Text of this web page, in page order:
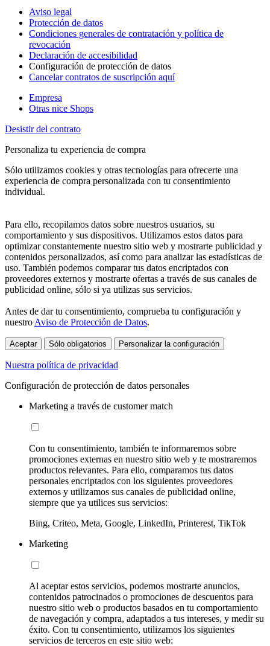
Aviso legal
Protección de datos
Condiciones generales de contratación y política de
revocación
Declaración de accesibilidad
Configuración de protección de datos
Cancelar contratos de suscripción aquí
Empresa
Otras nice Shops
Desistir del contrato
Personaliza tu experiencia de compra
Sólo utilizamos cookies y otras tecnologías para ofrecerte una
experiencia de compra personalizada con tu consentimiento
individual.
Para ello, recopilamos datos sobre nuestros usuarios, su
comportamiento y sus dispositivos. Utilizamos estos datos para
optimizar constantemente nuestro sitio web y mostrarte publicidad y
contenidos personalizados, así como para analizar las estadísticas de
uso. También podemos comparar tus datos encriptados con
proveedores externos y mostrarte ofertas a través de sus canales de
publicidad online, sólo si ya utilizas sus servicios.
Antes de dar tu consentimiento, comprueba tu configuración y
nuestro Aviso de Protección de Datos.
Aceptar Sólo obligatorios Personalizar la configuración
Nuestra política de privacidad
Configuración de protección de datos personales
Marketing a través de customer match
Con tu consentimiento, también te informaremos sobre
promociones externas en nuestro sitio web y te mostraremos
productos relevantes. Para ello, comparamos tus datos
personales encriptados con los siguientes proveedores
externos y utilizamos sus canales de publicidad online,
siempre que ya utilices sus servicios:
Bing, Criteo, Meta, Google, LinkedIn, Printerest, TikTok
Marketing
Al aceptar estos servicios, podemos mostrarte anuncios,
contenidos patrocinados o promociones de descuentos para
nuestro sitio web o productos basados en tu comportamiento
de navegación y compra, adaptados a tus intereses, y medir su
éxito. Con tu consentimiento, utilizamos los siguientes
servicios de terceros en este sitio web: